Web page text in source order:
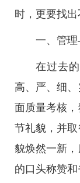
时，更要找出
一、管
在过去
高、严、细
面质量考核
节礼貌，并
貌焕然一新
的口头称赞